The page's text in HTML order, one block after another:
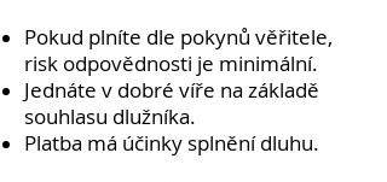
Pokud plníte dle pokynů věřitele,
risk odpovědnosti je minimální.
Jednáte v dobré víře na základě
souhlasu dlužníka.
Platba má účinky splnění dluhu.